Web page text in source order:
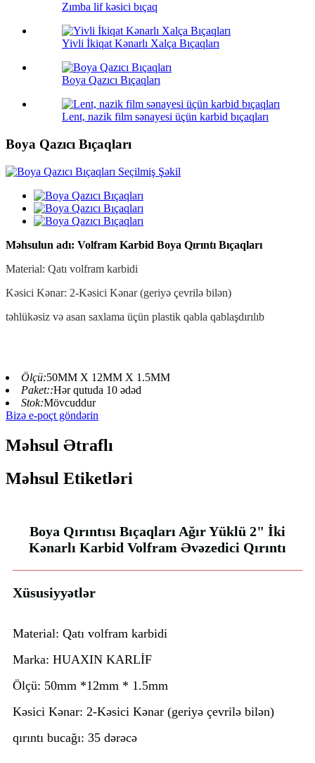
Zımba lif kəsici bıçaq
Yivli İkiqat Kənarlı Xalça Bıçaqları
Boya Qazıcı Bıçaqları
Lent, nazik film sənayesi üçün karbid bıçaqları
Boya Qazıcı Bıçaqları
Məhsulun adı: Volfram Karbid Boya Qırıntı Bıçaqları
Material: Qatı volfram karbidi
Kəsici Kənar: 2-Kəsici Kənar (geriyə çevrilə bilən)
təhlükəsiz və asan saxlama üçün plastik qabla qablaşdırılıb
Ölçü:50MM X 12MM X 1.5MM
Paket::Hər qutuda 10 ədəd
Stok:Mövcuddur
Bizə e-poçt göndərin
Məhsul Ətraflı
Məhsul Etiketləri
Boya Qırıntısı Bıçaqları Ağır Yüklü 2" İki
Kənarlı Karbid Volfram Əvəzedici Qırıntı
Xüsusiyyətlər
Material: Qatı volfram karbidi
Marka: HUAXIN KARLİF
Ölçü: 50mm *12mm * 1.5mm
Kəsici Kənar: 2-Kəsici Kənar (geriyə çevrilə bilən)
qırıntı bucağı: 35 dərəcə